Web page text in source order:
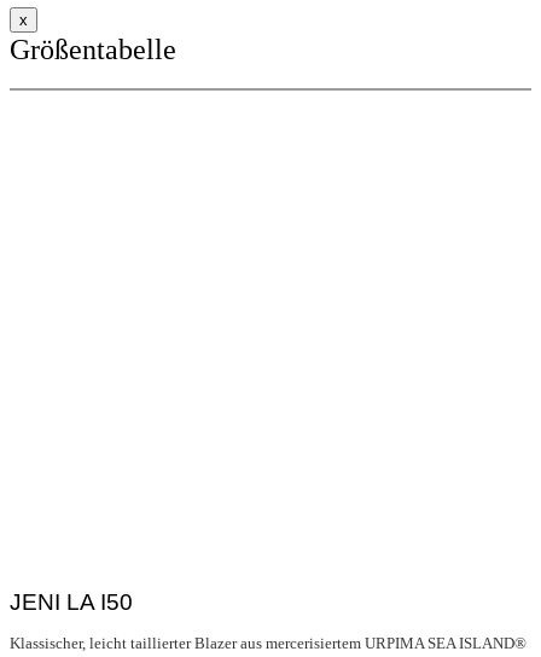
x
Größentabelle
JENI LA I50
Klassischer, leicht taillierter Blazer aus mercerisiertem URPIMA SEA ISLAND®